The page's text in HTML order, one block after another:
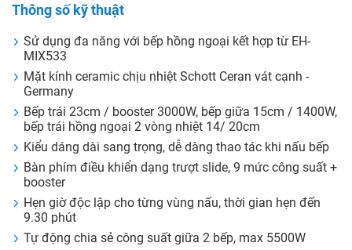
Thông số kỹ thuật
Sử dụng đa năng với bếp hồng ngoại kết hợp từ EH-
MIX533
Mặt kính ceramic chịu nhiệt Schott Ceran vát cạnh -
Germany
Bếp trái 23cm / booster 3000W, bếp giữa 15cm / 1400W,
bếp trái hồng ngoại 2 vòng nhiệt 14/ 20cm
Kiểu dáng dài sang trọng, dễ dàng thao tác khi nấu bếp
Bàn phím điều khiển dạng trượt slide, 9 mức công suất +
booster
Hẹn giờ độc lập cho từng vùng nấu, thời gian hẹn đến
9.30 phút
Tự động chia sẻ công suất giữa 2 bếp, max 5500W